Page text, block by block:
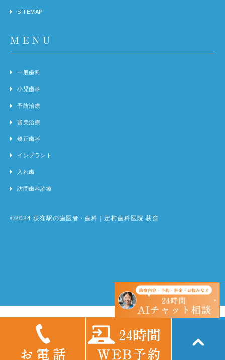
SITEMAP
MENU
一般歯科
小児歯科
予防治療
審美治療
矯正歯科
インプラント
入れ歯
訪問歯科診療
©2024 荻窪駅の歯医者・歯科｜定村歯科医院 荻窪